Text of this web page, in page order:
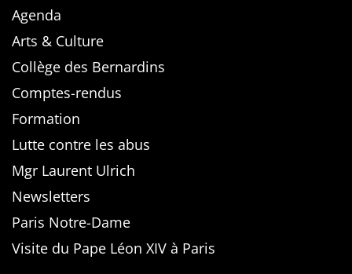
Agenda
Arts & Culture
Collège des Bernardins
Comptes-rendus
Formation
Lutte contre les abus
Mgr Laurent Ulrich
Newsletters
Paris Notre-Dame
Visite du Pape Léon XIV à Paris